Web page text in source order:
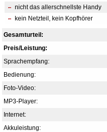
nicht das allerschnellste Handy
kein Netzteil, kein Kopfhörer
Gesamturteil:
Preis/Leistung:
Sprachempfang:
Bedienung:
Foto-Video:
MP3-Player:
Internet:
Akkuleistung: